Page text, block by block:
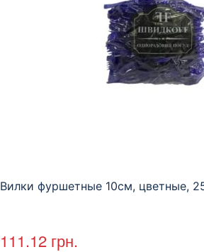
Вилки фуршетные 10см, цветные,
111.12 грн.